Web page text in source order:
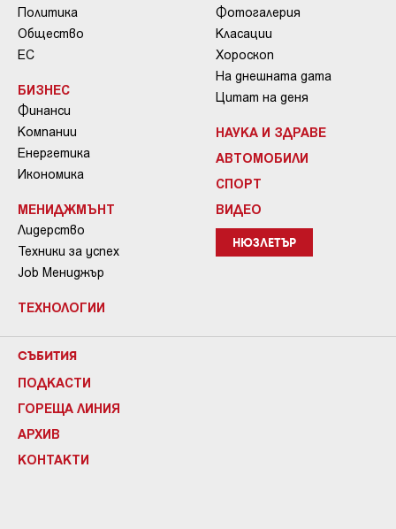
Политика
Общество
ЕС
БИЗНЕС
Финанси
Компании
Енергетика
Икономика
МЕНИДЖМЪНТ
Лидерство
Техники за успех
Job Мениджър
ТЕХНОЛОГИИ
Фотогалерия
Класации
Хороскоп
На днешната дата
Цитат на деня
НАУКА И ЗДРАВЕ
АВТОМОБИЛИ
СПОРТ
ВИДЕО
НЮЗЛЕТЪР
СЪБИТИЯ
ПОДКАСТИ
ГОРЕЩА ЛИНИЯ
АРХИВ
КОНТАКТИ